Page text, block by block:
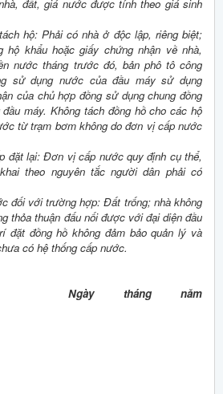
đất, giá nước được tính theo giá sinh
hộ: Phải có nhà ở độc lập, riêng biệt;
hộ khẩu hoặc giấy chứng nhận về nhà,
nước tháng trước đó, bản phô tô công
sử dụng nước của đầu máy sử dụng
của chủ hợp đồng sử dụng chung đồng
máy. Không tách đồng hồ cho các hộ
từ trạm bơm không do đơn vị cấp nước
đặt lại: Đơn vị cấp nước quy định cụ thể,
theo nguyên tắc người dân phải có
đối với trường hợp: Đất trống; nhà không
thỏa thuận đấu nối được với đại diện đầu
đặt đồng hồ không đảm bảo quản lý và
chưa có hệ thống cấp nước.
tháng năm